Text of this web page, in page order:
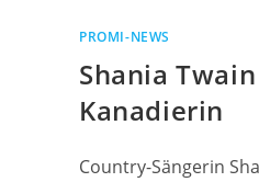
PROMI-NEWS
Shania
Kanadierin
Country-Sängerin